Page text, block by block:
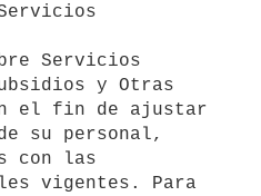
Servicios
y Otras
el fin de ajustar
su personal,
con las
vigentes. Para